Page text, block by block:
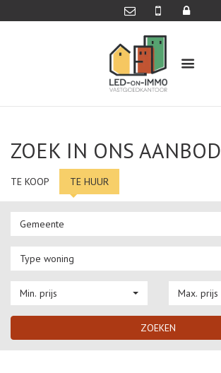
ZOEK IN ONS AANBOD
Gemeente
Type woning
Min. prijs Max. prijs
ZOEKEN
TE KOOP TE HUUR